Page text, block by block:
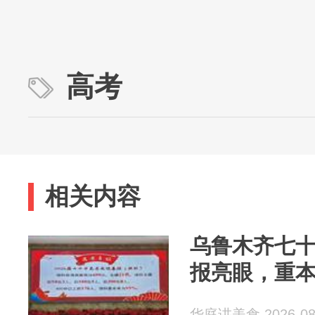
高考
相关内容
乌鲁木齐七
报亮眼，重